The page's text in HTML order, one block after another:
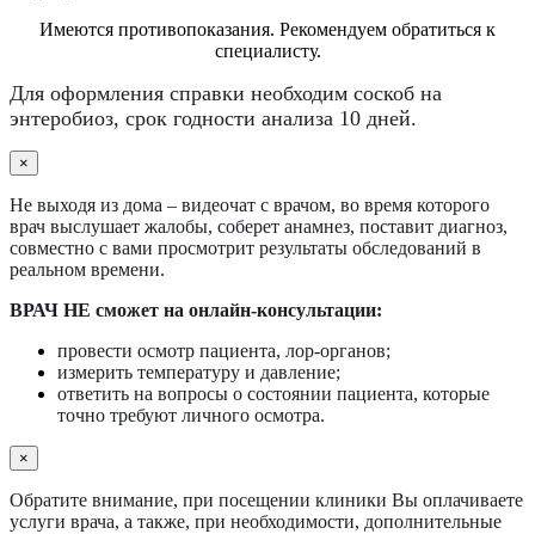
Имеются противопоказания. Рекомендуем обратиться к
специалисту.
Для оформления справки необходим соскоб на
энтеробиоз, срок годности анализа 10 дней.
×
Не выходя из дома – видеочат с врачом, во время которого
врач выслушает жалобы, соберет анамнез, поставит диагноз,
совместно с вами просмотрит результаты обследований в
реальном времени.
ВРАЧ НЕ сможет на онлайн-консультации:
провести осмотр пациента, лор-органов;
измерить температуру и давление;
ответить на вопросы о состоянии пациента, которые
точно требуют личного осмотра.
×
Обратите внимание, при посещении клиники Вы оплачиваете
услуги врача, а также, при необходимости, дополнительные